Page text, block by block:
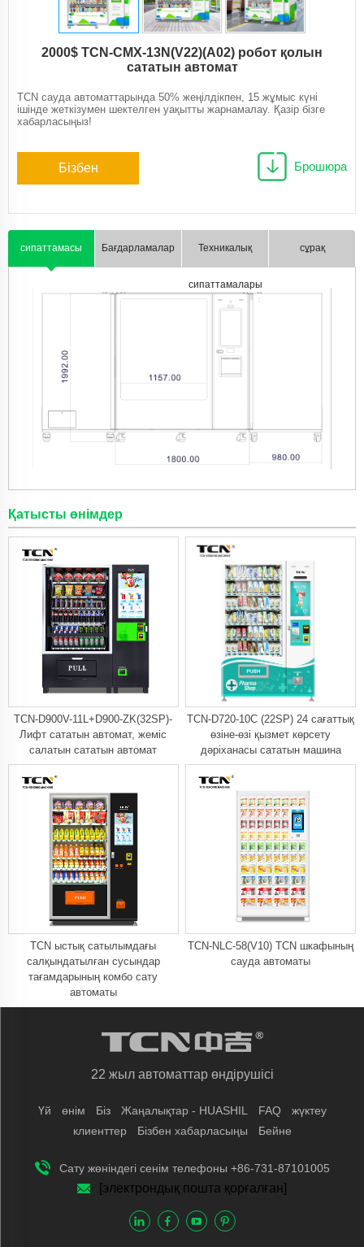
2000$ TCN-CMX-13N(V22)(A02) робот қолын
сататын автомат
TCN сауда автоматтарында 50% жеңілдікпен, 15 жұмыс күні
ішінде жеткізумен шектелген уақытты жарнамалау. Қазір бізге
хабарласыңыз!
Бізбен Брошюра
сипаттамасы Бағдарламалар Техникалық
сипаттамалары
сұрақ
Қатысты өнімдер
TCN-D900V-11L+D900-ZK(32SP)-
Лифт сататын автомат, жеміс
салатын сататын автомат
TCN-D720-10C (22SP) 24 сағаттық
өзіне-өзі қызмет көрсету
дәріханасы сататын машина
TCN ыстық сатылымдағы
салқындатылған сусындар
тағамдарының комбо сату
автоматы
TCN-NLC-58(V10) TCN шкафының
сауда автоматы
22 жыл автоматтар өндірушісі
Үй өнім Бiз Жаңалықтар - HUASHIL FAQ
жүктеу
клиенттер
Бізбен хабарласыңы Бейне
Сату жөніндегі сенім телефоны +86-731-87101005
[электрондық пошта қорғалған]